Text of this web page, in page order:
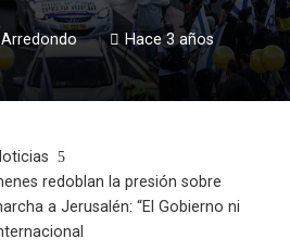
Hace 3 años
redoblan la presión sobre
a Jerusalén: “El Gobierno ni